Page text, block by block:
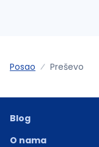
Posao Preševo
Blog
O nama